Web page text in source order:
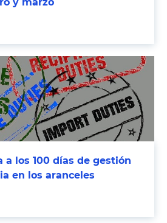
los 100 días de gestión
en los aranceles